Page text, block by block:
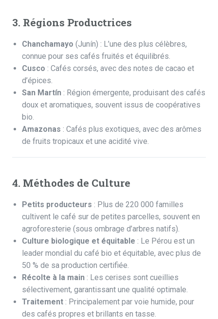
3. Régions Productrices
Chanchamayo (Junín) : L’une des plus célèbres,
connue pour ses cafés fruités et équilibrés.
Cusco : Cafés corsés, avec des notes de cacao et
d’épices.
San Martín : Région émergente, produisant des cafés
doux et aromatiques, souvent issus de coopératives
bio.
Amazonas : Cafés plus exotiques, avec des arômes
de fruits tropicaux et une acidité vive.
4. Méthodes de Culture
Petits producteurs : Plus de 220 000 familles
cultivent le café sur de petites parcelles, souvent en
agroforesterie (sous ombrage d’arbres natifs).
Culture biologique et équitable : Le Pérou est un
leader mondial du café bio et équitable, avec plus de
50 % de sa production certifiée.
Récolte à la main : Les cerises sont cueillies
sélectivement, garantissant une qualité optimale.
Traitement : Principalement par voie humide, pour
des cafés propres et brillants en tasse.